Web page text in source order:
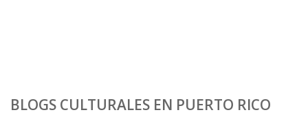
BLOGS CULTURALES EN PUERTO RICO